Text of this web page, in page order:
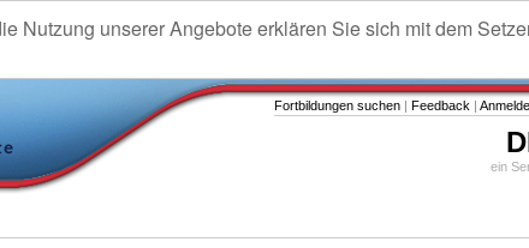
Nutzung unserer Angebote erklären Sie sich mit dem
Fortbildungen suchen | Feedback |
ein